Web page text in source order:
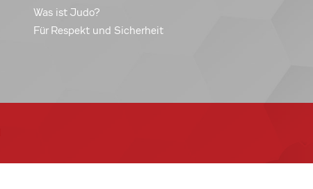
Was ist Judo?
Für Respekt und Sicherheit